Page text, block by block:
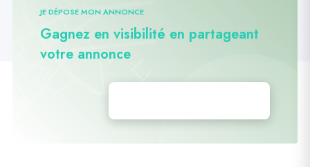
JE DÉPOSE MON ANNONCE
Gagnez en visibilité en partageant
votre annonce